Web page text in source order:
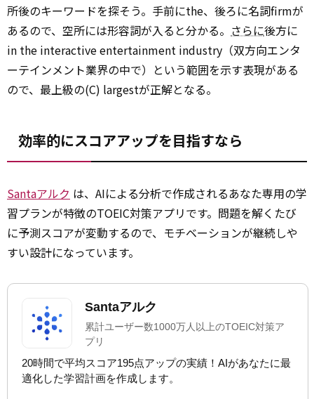
所後のキーワードを探そう。手前にthe、後ろに名詞firmが
あるので、空所には形容詞が入ると分かる。 さらに後方に
in the interactive entertainment industry（双方向エンタ
ーテインメント業界の中で）という範囲を示す表現がある
ので、最上級の(C) largestが正解となる。
効率的にスコアアップを目指すなら
Santaアルク は、AIによる分析で作成されるあなた専用の学
習プランが特徴のTOEIC対策アプリです。問題を解くたび
に予測スコアが変動するので、モチベーションが継続しや
すい設計になっています。